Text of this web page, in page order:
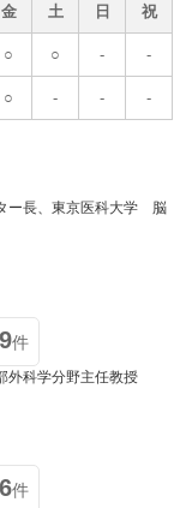
金 土 日 祝
○ ○ - -
○ - - -
ー長、東京医科大学 脳
9件
外科学分野主任教授
6件